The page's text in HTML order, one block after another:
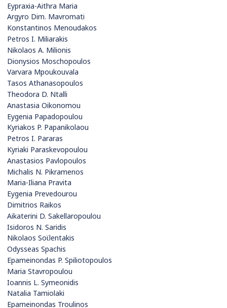
Eypraxia-Aithra Maria
Argyro Dim. Mavromati
Konstantinos Menoudakos
Petros I. Miliarakis
Nikolaos A. Milionis
Dionysios Moschopoulos
Varvara Mpoukouvala
Tasos Athanasopoulos
Theodora D. Ntalli
Anastasia Oikonomou
Eygenia Papadopoulou
Kyriakos P. Papanikolaou
Petros I. Pararas
Kyriaki Paraskevopoulou
Anastasios Pavlopoulos
Michalis N. Pikramenos
Maria-Iliana Pravita
Eygenia Prevedourou
Dimitrios Raikos
Aikaterini D. Sakellaropoulou
Isidoros N. Saridis
Nikolaos Soϊlentakis
Odysseas Spachis
Epameinondas P. Spiliotopoulos
Maria Stavropoulou
Ioannis L. Symeonidis
Natalia Tamiolaki
Epameinondas Troulinos